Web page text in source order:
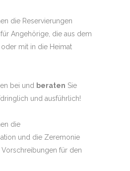
die Reservierungen
für Angehörige, die aus dem
mit in die Heimat
bei und beraten Sie
und ausführlich!
die
und die Zeremonie
für den